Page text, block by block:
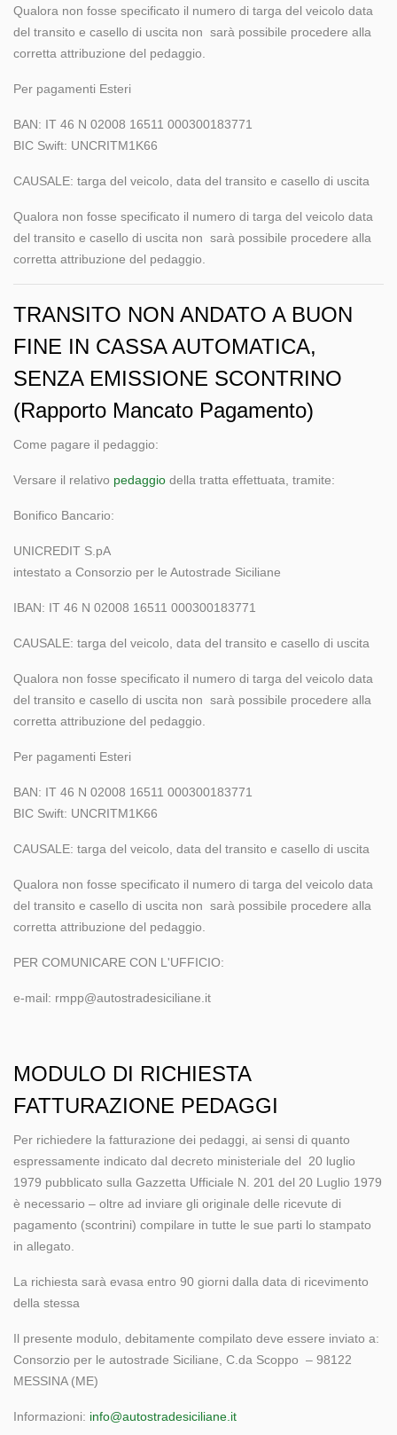
Qualora non fosse specificato il numero di targa del veicolo data
del transito e casello di uscita non sarà possibile procedere alla
corretta attribuzione del pedaggio.
Per pagamenti Esteri
BAN: IT 46 N 02008 16511 000300183771
BIC Swift: UNCRITM1K66
CAUSALE: targa del veicolo, data del transito e casello di uscita
Qualora non fosse specificato il numero di targa del veicolo data
del transito e casello di uscita non sarà possibile procedere alla
corretta attribuzione del pedaggio.
TRANSITO NON ANDATO A BUON
FINE IN CASSA AUTOMATICA,
SENZA EMISSIONE SCONTRINO
(Rapporto Mancato Pagamento)
Come pagare il pedaggio:
Versare il relativo pedaggio della tratta effettuata, tramite:
Bonifico Bancario:
UNICREDIT S.pA
intestato a Consorzio per le Autostrade Siciliane
IBAN: IT 46 N 02008 16511 000300183771
CAUSALE: targa del veicolo, data del transito e casello di uscita
Qualora non fosse specificato il numero di targa del veicolo data
del transito e casello di uscita non sarà possibile procedere alla
corretta attribuzione del pedaggio.
Per pagamenti Esteri
BAN: IT 46 N 02008 16511 000300183771
BIC Swift: UNCRITM1K66
CAUSALE: targa del veicolo, data del transito e casello di uscita
Qualora non fosse specificato il numero di targa del veicolo data
del transito e casello di uscita non sarà possibile procedere alla
corretta attribuzione del pedaggio.
PER COMUNICARE CON L'UFFICIO:
e-mail: rmpp@autostradesiciliane.it
MODULO DI RICHIESTA
FATTURAZIONE PEDAGGI
Per richiedere la fatturazione dei pedaggi, ai sensi di quanto
espressamente indicato dal decreto ministeriale del 20 luglio
1979 pubblicato sulla Gazzetta Ufficiale N. 201 del 20 Luglio 1979
è necessario – oltre ad inviare gli originale delle ricevute di
pagamento (scontrini) compilare in tutte le sue parti lo stampato
in allegato.
La richiesta sarà evasa entro 90 giorni dalla data di ricevimento
della stessa
Il presente modulo, debitamente compilato deve essere inviato a:
Consorzio per le autostrade Siciliane, C.da Scoppo – 98122
MESSINA (ME)
Informazioni: info@autostradesiciliane.it